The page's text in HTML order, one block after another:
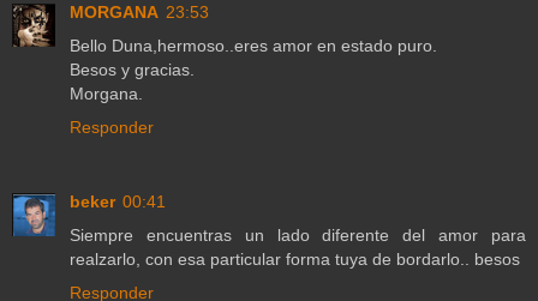
MORGANA 23:53
Bello Duna,hermoso..eres amor en estado puro.
Besos y gracias.
Morgana.
Responder
beker 00:41
Siempre encuentras un lado diferente del amor para
realzarlo, con esa particular forma tuya de bordarlo.. besos
Responder